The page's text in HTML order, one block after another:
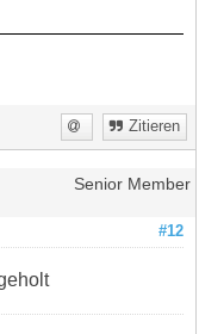
Zitieren
Senior Member
#12